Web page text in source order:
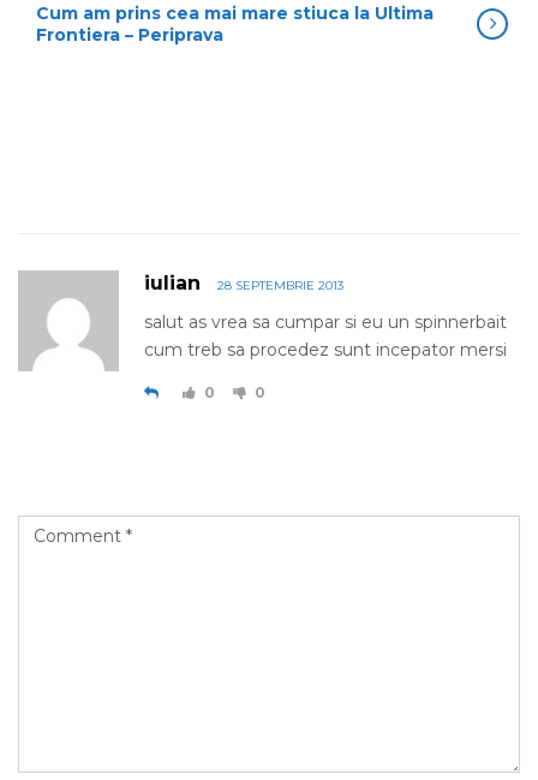
Cum am prins cea mai mare stiuca la Ultima
Frontiera – Periprava
iulian 28 SEPTEMBRIE 2013
salut as vrea sa cumpar si eu un spinnerbait
cum treb sa procedez sunt incepator mersi
0 0